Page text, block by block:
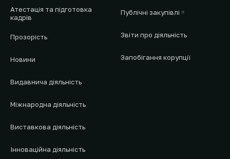
Атестація та підготовка
кадрів
Прозорість
Новини
Видавнича діяльність
Міжнародна діяльність
Виставкова діяльність
Інноваційна діяльність
Публічні закупівлі
Звіти про діяльність
Запобігання корупції